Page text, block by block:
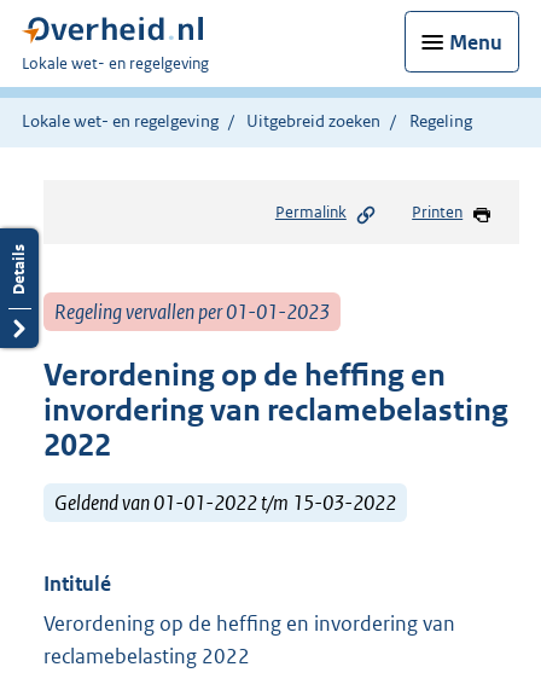
Menu
U
bent
hier:
Lokale wet- en regelgeving
Lokale wet- en regelgeving Uitgebreid zoeken Regeling
Permalink Printen
Regeling vervallen per 01-01-2023
Verordening op de heffing en
invordering van reclamebelasting
2022
Geldend van 01-01-2022 t/m 15-03-2022
Intitulé
Verordening op de heffing en invordering van
reclamebelasting 2022